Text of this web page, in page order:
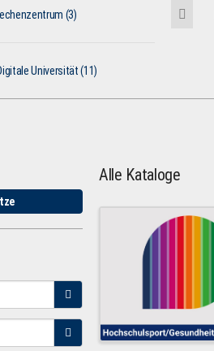
(3)
Universität (11)
Alle Kataloge